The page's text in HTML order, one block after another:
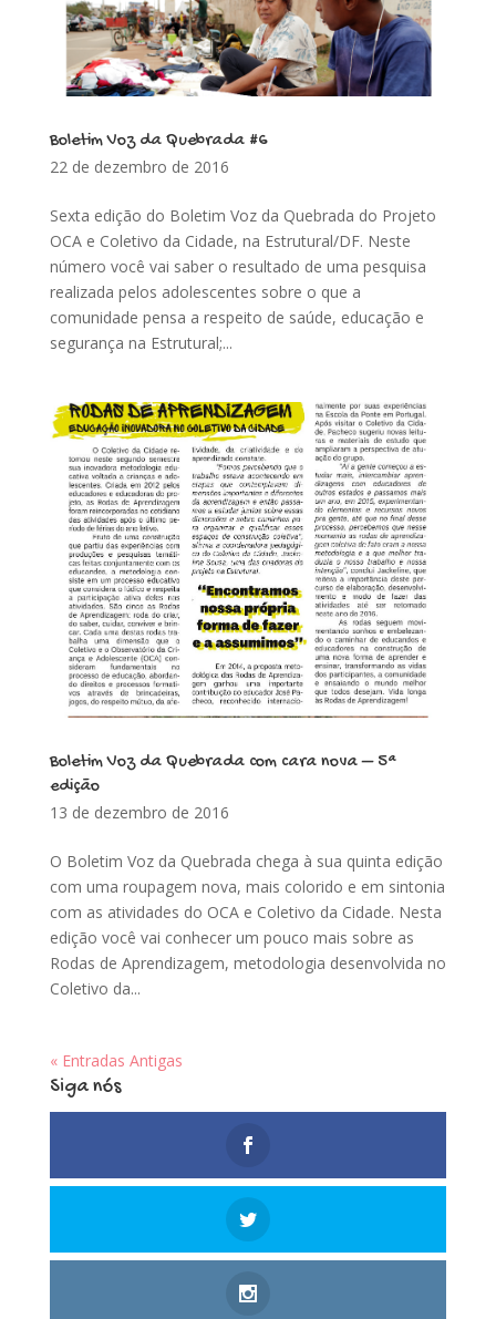
Boletim Voz da Quebrada #6
22 de dezembro de 2016
Sexta edição do Boletim Voz da Quebrada do Projeto
OCA e Coletivo da Cidade, na Estrutural/DF. Neste
número você vai saber o resultado de uma pesquisa
realizada pelos adolescentes sobre o que a
comunidade pensa a respeito de saúde, educação e
segurança na Estrutural;...
Boletim Voz da Quebrada com cara nova – 5ª
edição
13 de dezembro de 2016
O Boletim Voz da Quebrada chega à sua quinta edição
com uma roupagem nova, mais colorido e em sintonia
com as atividades do OCA e Coletivo da Cidade. Nesta
edição você vai conhecer um pouco mais sobre as
Rodas de Aprendizagem, metodologia desenvolvida no
Coletivo da...
« Entradas Antigas
Siga nós